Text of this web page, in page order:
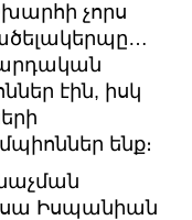
չորս
էին, իսկ
ենք։
սա Իսպանիան